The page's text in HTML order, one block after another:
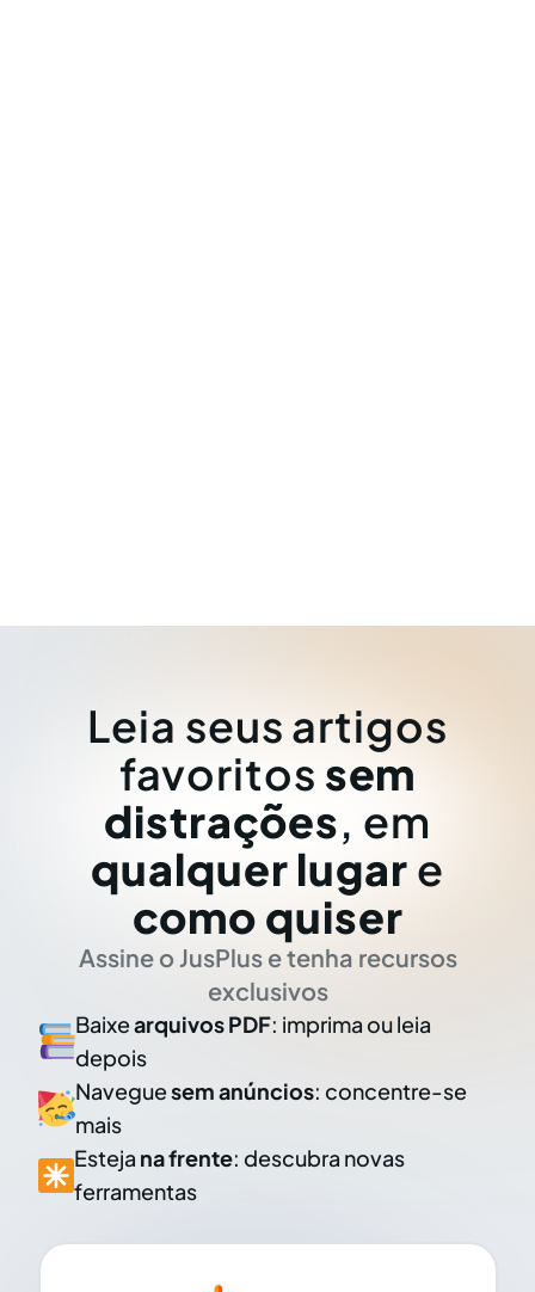
Leia seus artigos
favoritos sem
distrações, em
qualquer lugar e
como quiser
Assine o JusPlus e tenha recursos
exclusivos
Baixearquivos PDF: imprima ou leia
depois
Naveguesem anúncios: concentre-se
mais
Esteja na frente: descubra novas
ferramentas